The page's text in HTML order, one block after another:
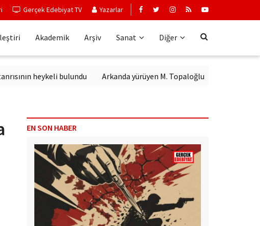
Gerçek Edebiyat TV Yazarlar
Akademik Arşiv Sanat Diğer
heykeli bulundu Arkanda yürüyen M. Topaloğlu
EN SON HABER